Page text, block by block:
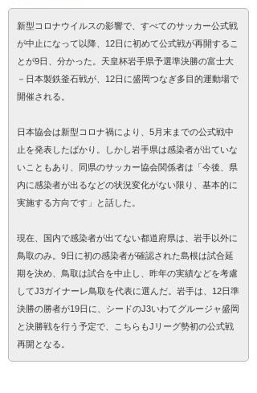
新型コロナウイルスの影響で、すべてのサッカー公式戦
が中止になって以降、12日に初めて公式戦が再開するこ
とが9日、分かった。天皇杯岩手県予選準決勝の富士大
－日本製鉄釜石戦が、12日に盛岡つなぎ多目的運動場で
開催される。
日本協会は新型コロナ禍により、5月末までの公式戦中
止を発表したばかり。しかし岩手県は感染者が出ていな
いこともあり、同県のサッカー協会関係者は「今後、県
内に感染者が出るなどの状況変化がない限り、基本的に
実施する方向です」と話した。
現在、国内で感染者が出てない都道府県は、岩手以外に
鳥取のみ。9日に初の感染者が確認された島根は試合延
期を決め、鳥取は試合を中止し、昨年の実績などを考慮
してJ3ガイナーレ鳥取を代表に選んだ。岩手は、12日準
決勝の勝者が19日に、シードのJ3いわてグルージャ盛岡
と決勝戦を行う予定で、こちらもJリーグ勢初の公式戦
再開となる。